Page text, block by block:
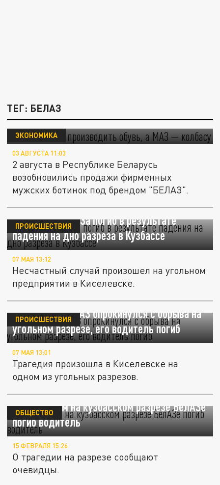
ТЕГ: БЕЛАЗ
БЕЛАЗ начал производить обувь, а МАЗ —
колбасу
ЭКОНОМИКА
03 АВГУСТА 11:03
2 августа в Республике Беларусь
возобновились продажи фирменных
мужских ботинок под брендом "БЕЛАЗ".
Водитель БелАЗа погиб в результате
падения на дно разреза в Кузбассе
ПРОИСШЕСТВИЯ
07 МАЯ 13:12
Несчастный случай произошел на угольном
предприятии в Киселевске.
В Кузбассе БелАЗ опрокинулся с обрыва на
угольном разрезе, его водитель погиб
ПРОИСШЕСТВИЯ
07 МАЯ 13:01
Трагедия произошла в Киселевске на
одном из угольных разрезов.
В сгоревшем на кузбасском разрезе БелАЗе
погиб водитель
ОБЩЕСТВО
15 ФЕВРАЛЯ 15:26
О трагедии на разрезе сообщают
очевидцы.